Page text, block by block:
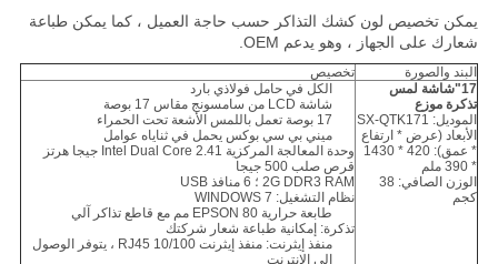
يمكن تخصيص لون كشك التذاكر حسب حاجة العميل ، كما يمكن طباعة
شعارك على الجهاز ، وهو يدعم OEM.
البند والصورة
تخصيص
17
"شاشة لمس
تذكرة موزع
الموديل: SX-QTK171
الأبعاد (عرض * ارتفاع
* عمق): 420 * 1430
* 390 ملم
الوزن الصافي: 38
كجم
الكل في حامل فولاذي بارد
شاشة LCD من سامسونج مقاس 17 بوصة
17 بوصة تعمل باللمس الأشعة تحت الحمراء
ميني بي سي بوكس ​​يحمل في ثناياه عوامل
وحدة المعالجة المركزية Intel Dual Core 2.41 جيجا هرتز
قرص صلب 500 جيجا
2G DDR3 RAM ؛ 6 منافذ USB
نظام التشغيل: WINDOWS 7
طابعة حرارية EPSON 80 مم مع قاطع تذاكر آلي
تذكرة: إمكانية طباعة شعار شركتك
منفذ إيثرنت: منفذ إيثرنت 10/100 RJ45 ، يتوفر الوصول
إلى الإنترنت